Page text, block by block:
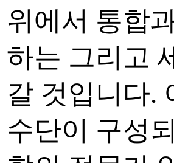
위에서 통합
하는 그리고
갈 것입니다.
수단이 구성